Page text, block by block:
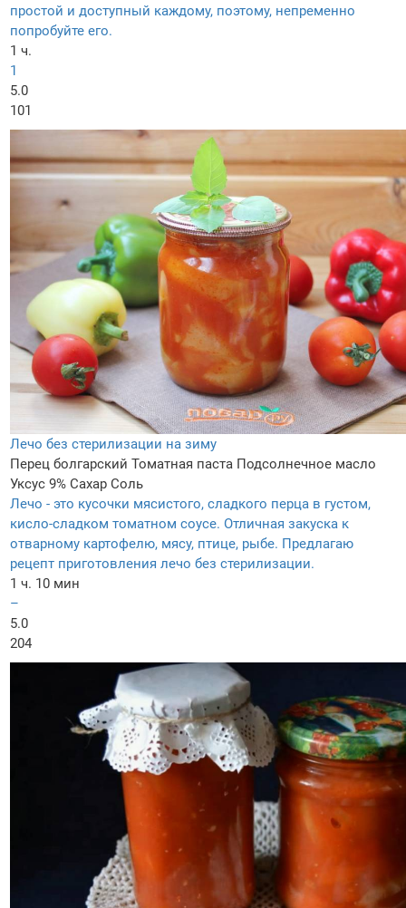
простой и доступный каждому, поэтому, непременно
попробуйте его.
1 ч.
1
5.0
101
Лечо без стерилизации на зиму
Перец болгарский Томатная паста Подсолнечное масло
Уксус 9% Сахар Соль
Лечо - это кусочки мясистого, сладкого перца в густом,
кисло-сладком томатном соусе. Отличная закуска к
отварному картофелю, мясу, птице, рыбе. Предлагаю
рецепт приготовления лечо без стерилизации.
1 ч. 10 мин
–
5.0
204